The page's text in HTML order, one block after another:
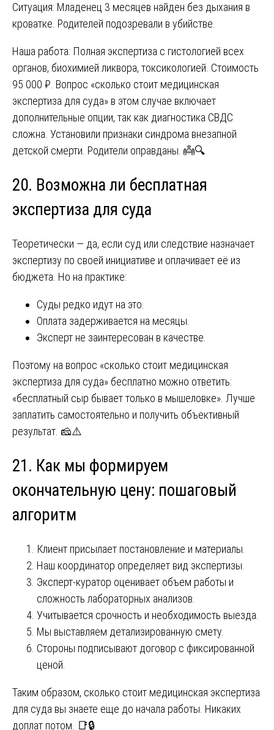
Ситуация: Младенец 3 месяцев найден без дыхания в
кроватке. Родителей подозревали в убийстве.
Наша работа: Полная экспертиза с гистологией всех
органов, биохимией ликвора, токсикологией. Стоимость
95 000 ₽. Вопрос «сколько стоит медицинская
экспертиза для суда» в этом случае включает
дополнительные опции, так как диагностика СВДС
сложна. Установили признаки синдрома внезапной
детской смерти. Родители оправданы. 👼🔍
20. Возможна ли бесплатная
экспертиза для суда
Теоретически — да, если суд или следствие назначает
экспертизу по своей инициативе и оплачивает её из
бюджета. Но на практике:
Суды редко идут на это.
Оплата задерживается на месяцы.
Эксперт не заинтересован в качестве.
Поэтому на вопрос «сколько стоит медицинская
экспертиза для суда» бесплатно можно ответить:
«бесплатный сыр бывает только в мышеловке». Лучше
заплатить самостоятельно и получить объективный
результат. 🧀⚠️
21. Как мы формируем
окончательную цену: пошаговый
алгоритм
Клиент присылает постановление и материалы.
Наш координатор определяет вид экспертизы.
Эксперт-куратор оценивает объем работы и
сложность лабораторных анализов.
Учитывается срочность и необходимость выезда.
Мы выставляем детализированную смету.
Стороны подписывают договор с фиксированной
ценой.
Таким образом, сколько стоит медицинская экспертиза
для суда вы знаете еще до начала работы. Никаких
доплат потом. 📑🔒